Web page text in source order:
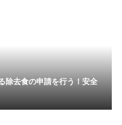
除去食の申請を行う！安全